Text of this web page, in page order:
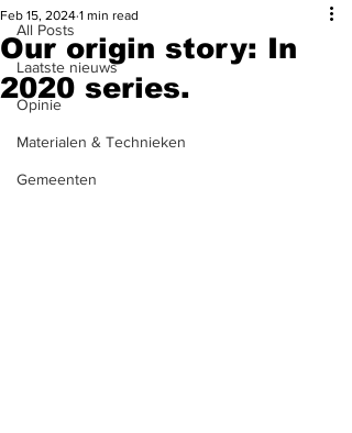
All Posts
Laatste nieuws
Opinie
Materialen & Technieken
Gemeenten
Our origin story: In
2020 series.
Feb 15, 2024 1 min read